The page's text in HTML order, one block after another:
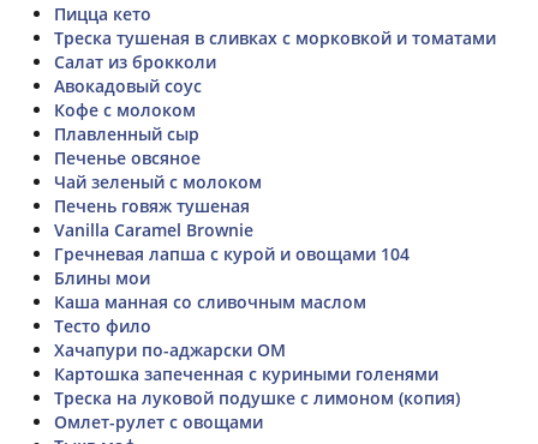
Пицца кето
Треска тушеная в сливках с морковкой и томатами
Салат из брокколи
Авокадовый соус
Кофе с молоком
Плавленный сыр
Печенье овсяное
Чай зеленый с молоком
Печень говяж тушеная
Vanilla Caramel Brownie
Гречневая лапша с курой и овощами 104
Блины мои
Каша манная со сливочным маслом
Тесто фило
Хачапури по-аджарски ОМ
Картошка запеченная с куриными голенями
Треска на луковой подушке с лимоном (копия)
Омлет-рулет с овощами